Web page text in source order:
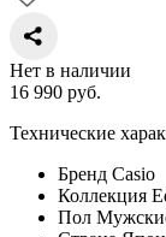
Нет в наличии
16 990 руб.
Технические
Бренд Casio
Коллекция
Пол